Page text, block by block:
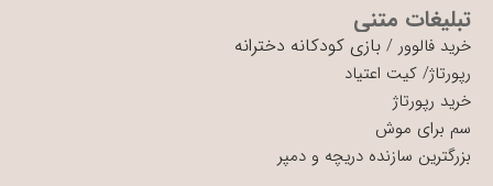
تبلیغات متنی
خرید فالوور / بازی کودکانه دخترانه
رپورتاژ/ کیت اعتیاد
خرید رپورتاژ
سم برای موش
بزرگترین سازنده دریچه و دمپر